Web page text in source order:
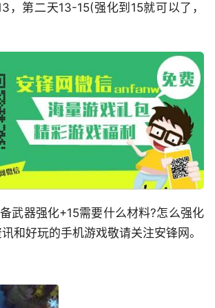
，第二天13-15(强化到15就可以了，
武器强化+15需要什么材料?怎么强化
和好玩的手机游戏敬请关注安锋网。